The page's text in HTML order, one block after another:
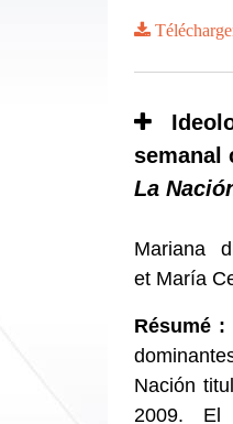
semanal
La
Mariana
et María
Résumé :
Nación
2009. El